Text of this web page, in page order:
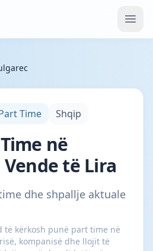
Time Shqip
në
të Lira
dhe shpallje aktuale
të kërkosh punë part time në
kompanisë dhe llojit të